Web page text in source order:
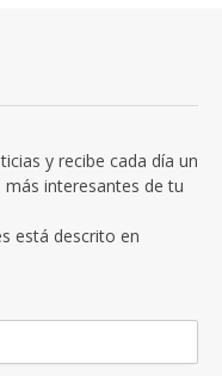
y recibe cada día un
interesantes de tu
está descrito en